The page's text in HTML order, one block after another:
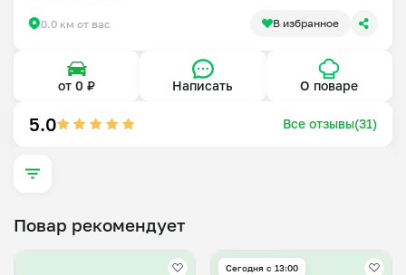
свою семью домашней, вкусной, свежей едой, а здесь
Готовлю с нуля, никаких полуфабрикатов, только
свежие и качественные продукты.
Учту Ваши пожелания и индивидуальные
0.0 км от вас В избранное
от 0 ₽ Написать О поваре
5.0 Все отзывы(31)
Повар рекомендует
Сегодня с 13:00